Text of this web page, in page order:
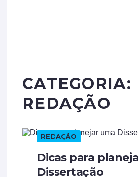
CATEGORIA:
REDAÇÃO
REDAÇÃO
Dicas para
Dissertação